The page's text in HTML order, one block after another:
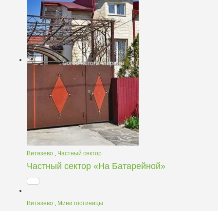
Витязево , Частный сектор
Частный сектор «На Батарейной»
Витязево , Мини гостиницы